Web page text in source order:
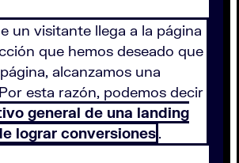
un visitante llega a la página
que hemos deseado que
alcanzamos una
esta razón, podemos decir
general de una landing
lograr conversiones.